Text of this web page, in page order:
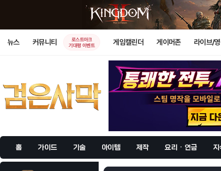
뉴스 커뮤니티
로스트아크
기대평 이벤트
게임캘린더 게이머존 라이브/
홈 가이드 기술 아이템 제작 요리 · 연금 지